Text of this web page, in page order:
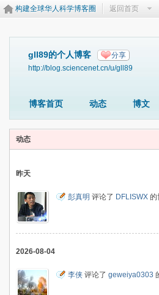
构建全球华人科学博客圈 返回首页
gll89的个人博客 分享
http://blog.sciencenet.cn/u/gll89
博客首页 动态 博文
动态
昨天
彭真明 评论了 DFLISWX 的
2026-08-04
李侠 评论了 geweiya0303